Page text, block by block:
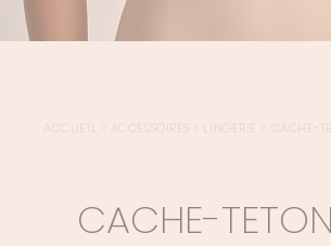
ACCUEIL ACCESSOIRES CACHE-
CACHE-